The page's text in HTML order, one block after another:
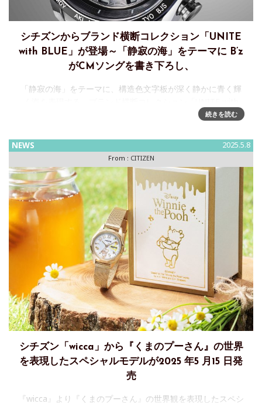
シチズンからブランド横断コレクション「UNITE
with BLUE」が登場～「静寂の海」をテーマに B’z
がCMソングを書き下ろし、
「静寂の海」をテーマに、構造色文字板が深く静かに青く輝
BLUE」が登場～B’zがCMソングを書き下ろし、広告ビジュア
続きを読む
NEWS 2025.5.8
From : CITIZEN
シチズン「wicca」から『くまのプーさん』の世界
を表現したスペシャルモデルが2025 年5 月15 日発
売
『wicca』より『くまのプーさん』の世界観を表現したスペシ